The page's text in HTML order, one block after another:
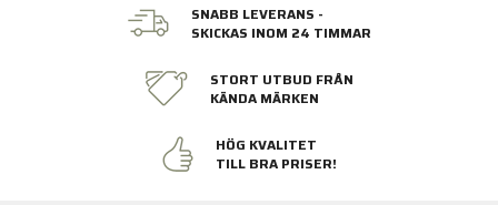
SNABB LEVERANS -
SKICKAS INOM 24 TIMMAR
STORT UTBUD FRÅN
KÄNDA MÄRKEN
HÖG KVALITET
TILL BRA PRISER!